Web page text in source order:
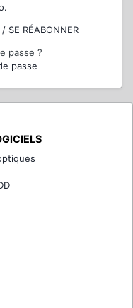
SE RÉABONNER
passe ?
passe